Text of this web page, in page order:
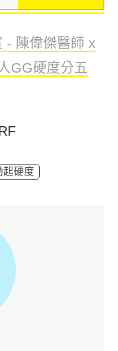
- 陳偉傑醫師 x
GG硬度分五
起硬度